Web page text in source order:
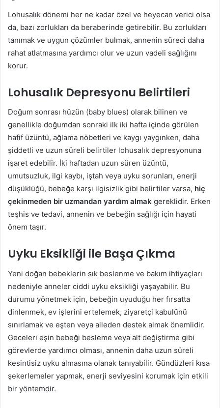
Lohusalık dönemi her ne kadar özel ve heyecan verici olsa
da, bazı zorlukları da beraberinde getirebilir. Bu zorlukları
tanımak ve uygun çözümler bulmak, annenin süreci daha
rahat atlatmasına yardımcı olur ve uzun vadeli sağlığını
korur.
Lohusalık Depresyonu Belirtileri
Doğum sonrası hüzün (baby blues) olarak bilinen ve
genellikle doğumdan sonraki ilk iki hafta içinde görülen
hafif üzüntü, ağlama nöbetleri ve kaygı yaygınken, daha
şiddetli ve uzun süreli belirtiler lohusalık depresyonuna
işaret edebilir. İki haftadan uzun süren üzüntü,
umutsuzluk, ilgi kaybı, iştah veya uyku sorunları, enerji
düşüklüğü, bebeğe karşı ilgisizlik gibi belirtiler varsa, hiç
çekinmeden bir uzmandan yardım almak gereklidir. Erken
teşhis ve tedavi, annenin ve bebeğin sağlığı için hayati
önem taşır.
Uyku Eksikliği ile Başa Çıkma
Yeni doğan bebeklerin sık beslenme ve bakım ihtiyaçları
nedeniyle anneler ciddi uyku eksikliği yaşayabilir. Bu
durumu yönetmek için, bebeğin uyuduğu her fırsatta
dinlenmek, ev işlerini ertelemek, ziyaretçi kabulünü
sınırlamak ve eşten veya aileden destek almak önemlidir.
Geceleri eşin bebeği besleme veya alt değiştirme gibi
görevlerde yardımcı olması, annenin daha uzun süreli
kesintisiz uyku almasına olanak tanıyabilir. Gündüzleri kısa
şekerlemeler yapmak, enerji seviyesini korumak için etkili
bir yöntemdir.